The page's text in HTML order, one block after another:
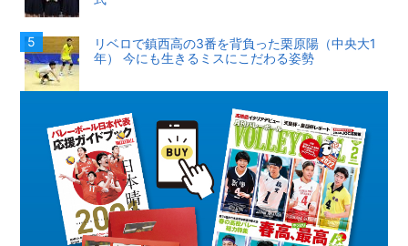
リベロで鎮西高の3番を背負った栗原陽（中央大1
年） 今にも生きるミスにこだわる姿勢